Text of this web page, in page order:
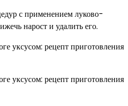
с применением луково-
нарост и удалить его.